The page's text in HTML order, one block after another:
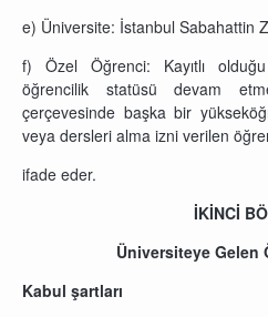
e) Üniversite: İstanbul Sabahattin
f) Özel Öğrenci: Kayıtlı
öğrencilik statüsü devam
çerçevesinde başka bir
veya dersleri alma izni verilen
ifade eder.
İKİNCİ
Üniversiteye Gelen
Kabul şartları